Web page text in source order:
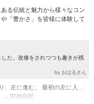
る伝統と魅力から様々なコン
「豊かさ」を皆様に体験して
た。改修をされつつも趣きが残
by おはるさん
→JR御嶽駅